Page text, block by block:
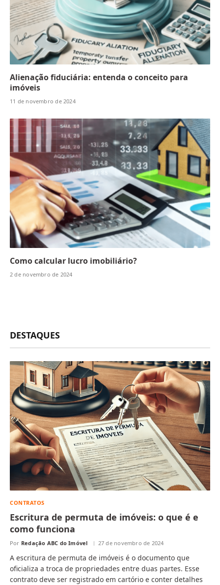
Alienação fiduciária: entenda o conceito para
imóveis
11 de novembro de 2024
Como calcular lucro imobiliário?
2 de novembro de 2024
DESTAQUES
CONTRATOS
Escritura de permuta de imóveis: o que é e
como funciona
Por Redação ABC do Imóvel 27 de novembro de 2024
A escritura de permuta de imóveis é o documento que
oficializa a troca de propriedades entre duas partes. Esse
contrato deve ser registrado em cartório e conter detalhes